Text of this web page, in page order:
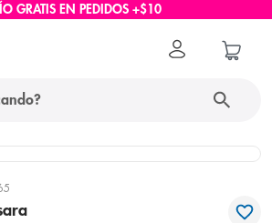
GRATIS EN PEDIDOS +$10
buscados